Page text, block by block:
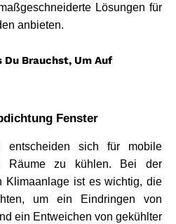
Lösungen für
anbieten.
Du Brauchst, Um Auf
Fenster
entscheiden sich für mobile
Räume zu kühlen. Bei der
Klimaanlage ist es wichtig, die
um ein Eindringen von
ein Entweichen von gekühlter